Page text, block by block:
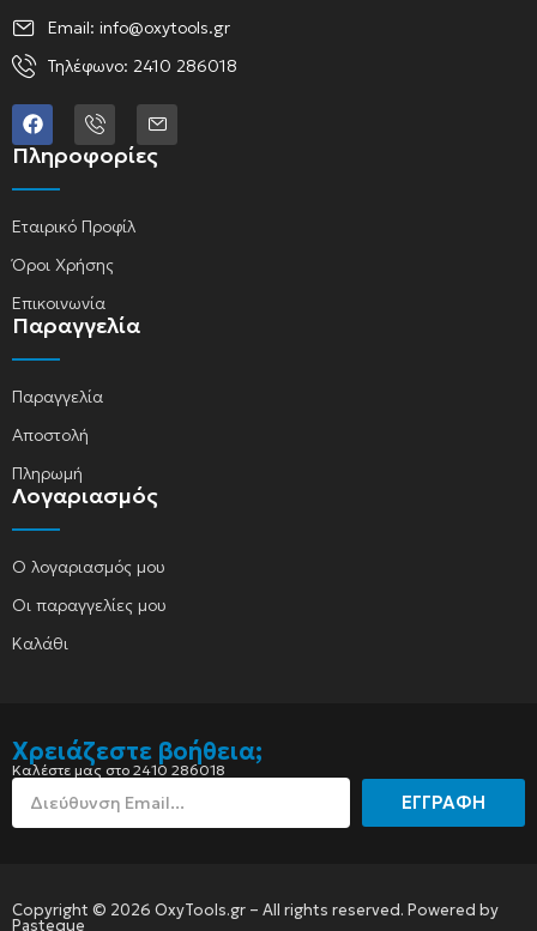
Email: info@oxytools.gr
Τηλέφωνο: 2410 286018
Πληροφορίες
Εταιρικό Προφίλ
Όροι Χρήσης
Επικοινωνία
Παραγγελία
Παραγγελία
Αποστολή
Πληρωμή
Λογαριασμός
Ο λογαριασμός μου
Οι παραγγελίες μου
Καλάθι
Χρειάζεστε βοήθεια;
Καλέστε μας στο 2410 286018
ΕΓΓΡΑΦΗ
Copyright © 2026 OxyTools.gr – All rights reserved. Powered by
Pasteque